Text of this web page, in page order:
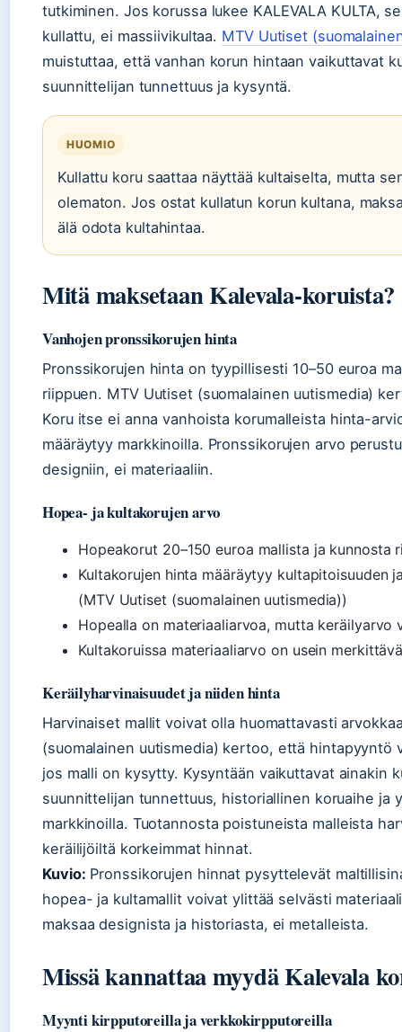
tutkiminen. Jos korussa lukee KALEVALA KULTA,
kullattu, ei massiivikultaa. MTV Uutiset
muistuttaa, että vanhan korun hintaan vaikuttavat
suunnittelijan tunnettuus ja kysyntä.
HUOMIO
Kullattu koru saattaa näyttää kultaiselta, mutta
olematon. Jos ostat kullatun korun kultana,
älä odota kultahintaa.
Mitä maksetaan Kalevala-koruista?
Vanhojen pronssikorujen hinta
Pronssikorujen hinta on tyypillisesti 10–50 euroa
riippuen. MTV Uutiset (suomalainen uutismedia)
Koru itse ei anna vanhoista korumalleista hinta-
määräytyy markkinoilla. Pronssikorujen arvo
designiin, ei materiaaliin.
Hopea- ja kultakorujen arvo
Hopeakorut 20–150 euroa mallista ja kunnosta
Kultakorujen hinta määräytyy kultapitoisuuden
(MTV Uutiset (suomalainen uutismedia))
Hopealla on materiaaliarvoa, mutta keräilyarvo
Kultakoruissa materiaaliarvo on usein
Keräilyharvinaisuudet ja niiden hinta
Harvinaiset mallit voivat olla huomattavasti
(suomalainen uutismedia) kertoo, että hintapyyntö
jos malli on kysytty. Kysyntään vaikuttavat ainakin
suunnittelijan tunnettuus, historiallinen koruaihe ja
markkinoilla. Tuotannosta poistuneista malleista
keräilijöiltä korkeimmat hinnat.
Kuvio: Pronssikorujen hinnat pysyttelevät
hopea- ja kultamallit voivat ylittää selvästi
maksaa designista ja historiasta, ei metalleista.
Missä kannattaa myydä Kalevala
Myynti kirpputoreilla ja verkkokirpputoreilla